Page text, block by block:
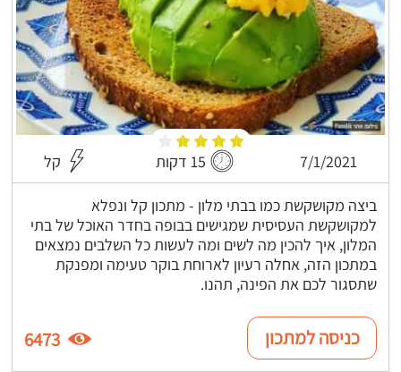
7/1/2021 15 דקות קל
ביצה מקושקשת כמו בבתי מלון - מתכון קל ונפלא
למקושקשת העסיסית שמגישים בבופה בחדר האוכל של בתי
המלון, איך להכין מה לשים ומה לעשות כל השלבים נמצאים
במתכון הזה, אחלה רעיון לארוחת בוקר טעימה ומפנקת
שתסגור לכם את הפינה, תהנו.
כניסה למתכון 6473